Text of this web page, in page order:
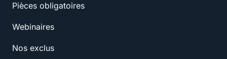
Pièces obligatoires
Webinaires
Nos exclus